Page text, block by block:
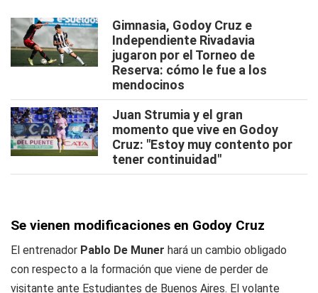
Gimnasia, Godoy Cruz e
Independiente Rivadavia
jugaron por el Torneo de
Reserva: cómo le fue a los
mendocinos
Juan Strumia y el gran
momento que vive en Godoy
Cruz: "Estoy muy contento por
tener continuidad"
Se vienen modificaciones en Godoy Cruz
El entrenador Pablo De Muner hará un cambio obligado
con respecto a la formación que viene de perder de
visitante ante Estudiantes de Buenos Aires. El volante